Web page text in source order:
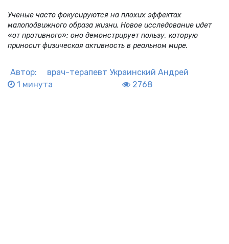
Ученые часто фокусируются на плохих эффектах
малоподвижного образа жизни. Новое исследование идет
«от противного»: оно демонстрирует пользу, которую
приносит физическая активность в реальном мире.
Автор: врач-терапевт Украинский Андрей
1 минута
2768